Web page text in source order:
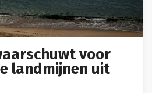
voor
landmijnen uit